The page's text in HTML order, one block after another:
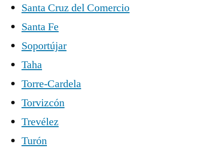
Santa Cruz del Comercio
Santa Fe
Soportújar
Taha
Torre-Cardela
Torvizcón
Trevélez
Turón